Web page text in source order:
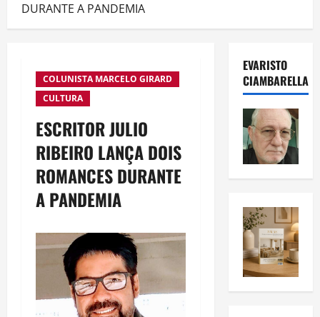
DURANTE A PANDEMIA
COLUNISTA MARCELO GIRARD
CULTURA
ESCRITOR JULIO
RIBEIRO LANÇA DOIS
ROMANCES DURANTE
A PANDEMIA
EVARISTO
CIAMBARELLA